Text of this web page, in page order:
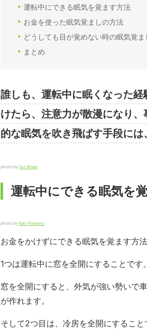
運転中にできる眠気を覚ます方法
お金を使った眠気覚ましの方法
どうしても目が覚めない時の眠気覚ま
まとめ
誰しも、運転中に眠くなった
けたら、注意力が散漫になり
的な眠気を吹き飛ばす手段には
photo by Taz Wake
運転中にできる眠気を
photo by Nan Palmero
お金をかけずにできる眠気を覚ます方
1つは運転中に窓を全開にすることです。
窓を全開にすると、外気が強い勢いで
が作れます。
そして2つ目は、冷房を全開にすること